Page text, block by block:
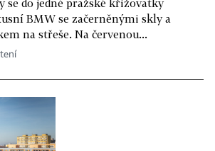
se do jedné pražské křižovatky
BMW se začerněnými skly a
na střeše. Na červenou...